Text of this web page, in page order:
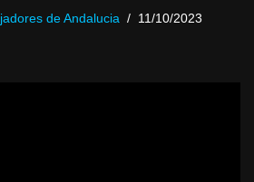
de Andalucia 11/10/2023